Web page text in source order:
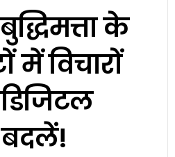
के
में विचारों